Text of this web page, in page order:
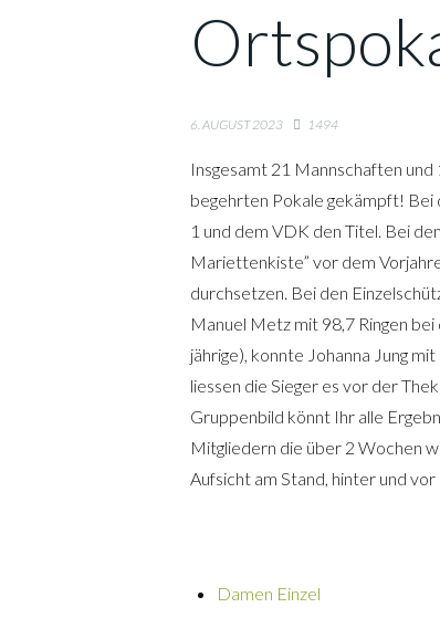
6. AUGUST 2023 1494
Insgesamt 21 Mannschaften und
begehrten Pokale gekämpft! Bei
1 und dem VDK den Titel. Bei
Mariettenkiste” vor dem
durchsetzen. Bei den
Manuel Metz mit 98,7 Ringen
jährige), konnte Johanna Jung
liessen die Sieger es vor der
Gruppenbild könnt Ihr alle
Mitgliedern die über 2 Wochen
Aufsicht am Stand, hinter und
Damen Einzel